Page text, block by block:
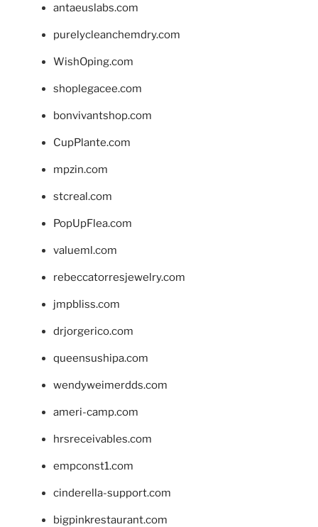
antaeuslabs.com
purelycleanchemdry.com
WishOping.com
shoplegacee.com
bonvivantshop.com
CupPlante.com
mpzin.com
stcreal.com
PopUpFlea.com
valueml.com
rebeccatorresjewelry.com
jmpbliss.com
drjorgerico.com
queensushipa.com
wendyweimerdds.com
ameri-camp.com
hrsreceivables.com
empconst1.com
cinderella-support.com
bigpinkrestaurant.com